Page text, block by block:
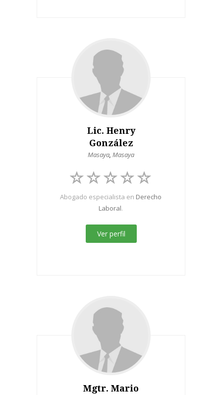
Lic. Henry
González
Masaya, Masaya
Abogado especialista en Derecho
Laboral.
Ver perfil
Mgtr. Mario